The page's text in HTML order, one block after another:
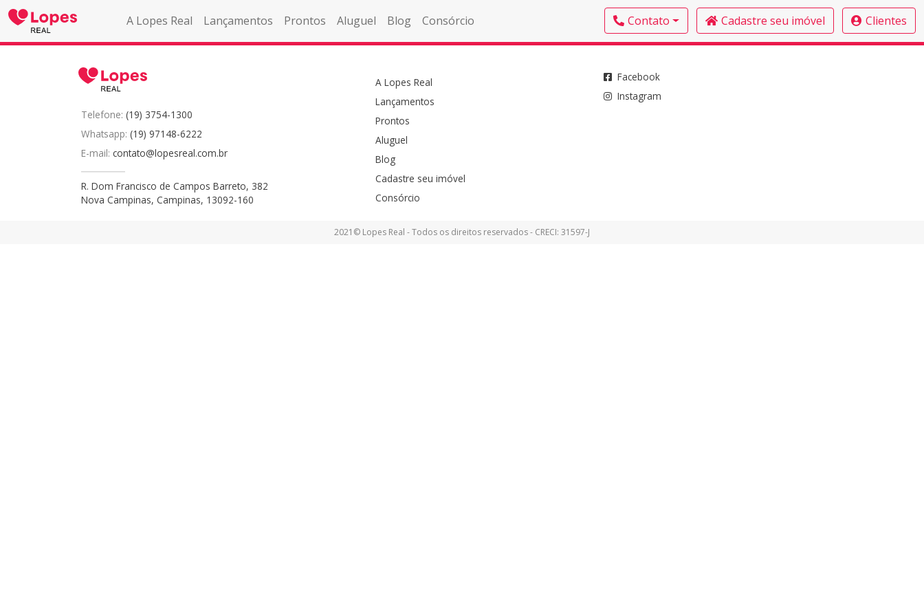
A Lopes Real Lançamentos Prontos Aluguel Blog Consórcio Contato Cadastre seu imóvel Clientes
Telefone: (19) 3754-1300
Whatsapp: (19) 97148-6222
E-mail: contato@lopesreal.com.br
R. Dom Francisco de Campos Barreto, 382
Nova Campinas, Campinas, 13092-160
A Lopes Real
Lançamentos
Prontos
Aluguel
Blog
Cadastre seu imóvel
Consórcio
Facebook
Instagram
2021© Lopes Real - Todos os direitos reservados - CRECI: 31597-J